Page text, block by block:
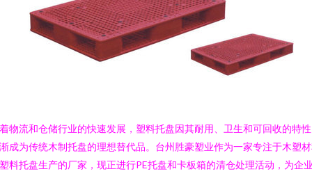
物流和仓储行业的快速发展，塑料托盘因其耐用、卫生和可回收的特
成为传统木制托盘的理想替代品。台州胜豪塑业作为一家专注于木塑
料托盘生产的厂家，现正进行PE托盘和卡板箱的清仓处理活动，为企